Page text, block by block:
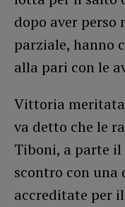
dopo aver
parziale, hanno
alla pari con le
Vittoria
va detto che le
Tiboni, a parte
scontro con
accreditate per